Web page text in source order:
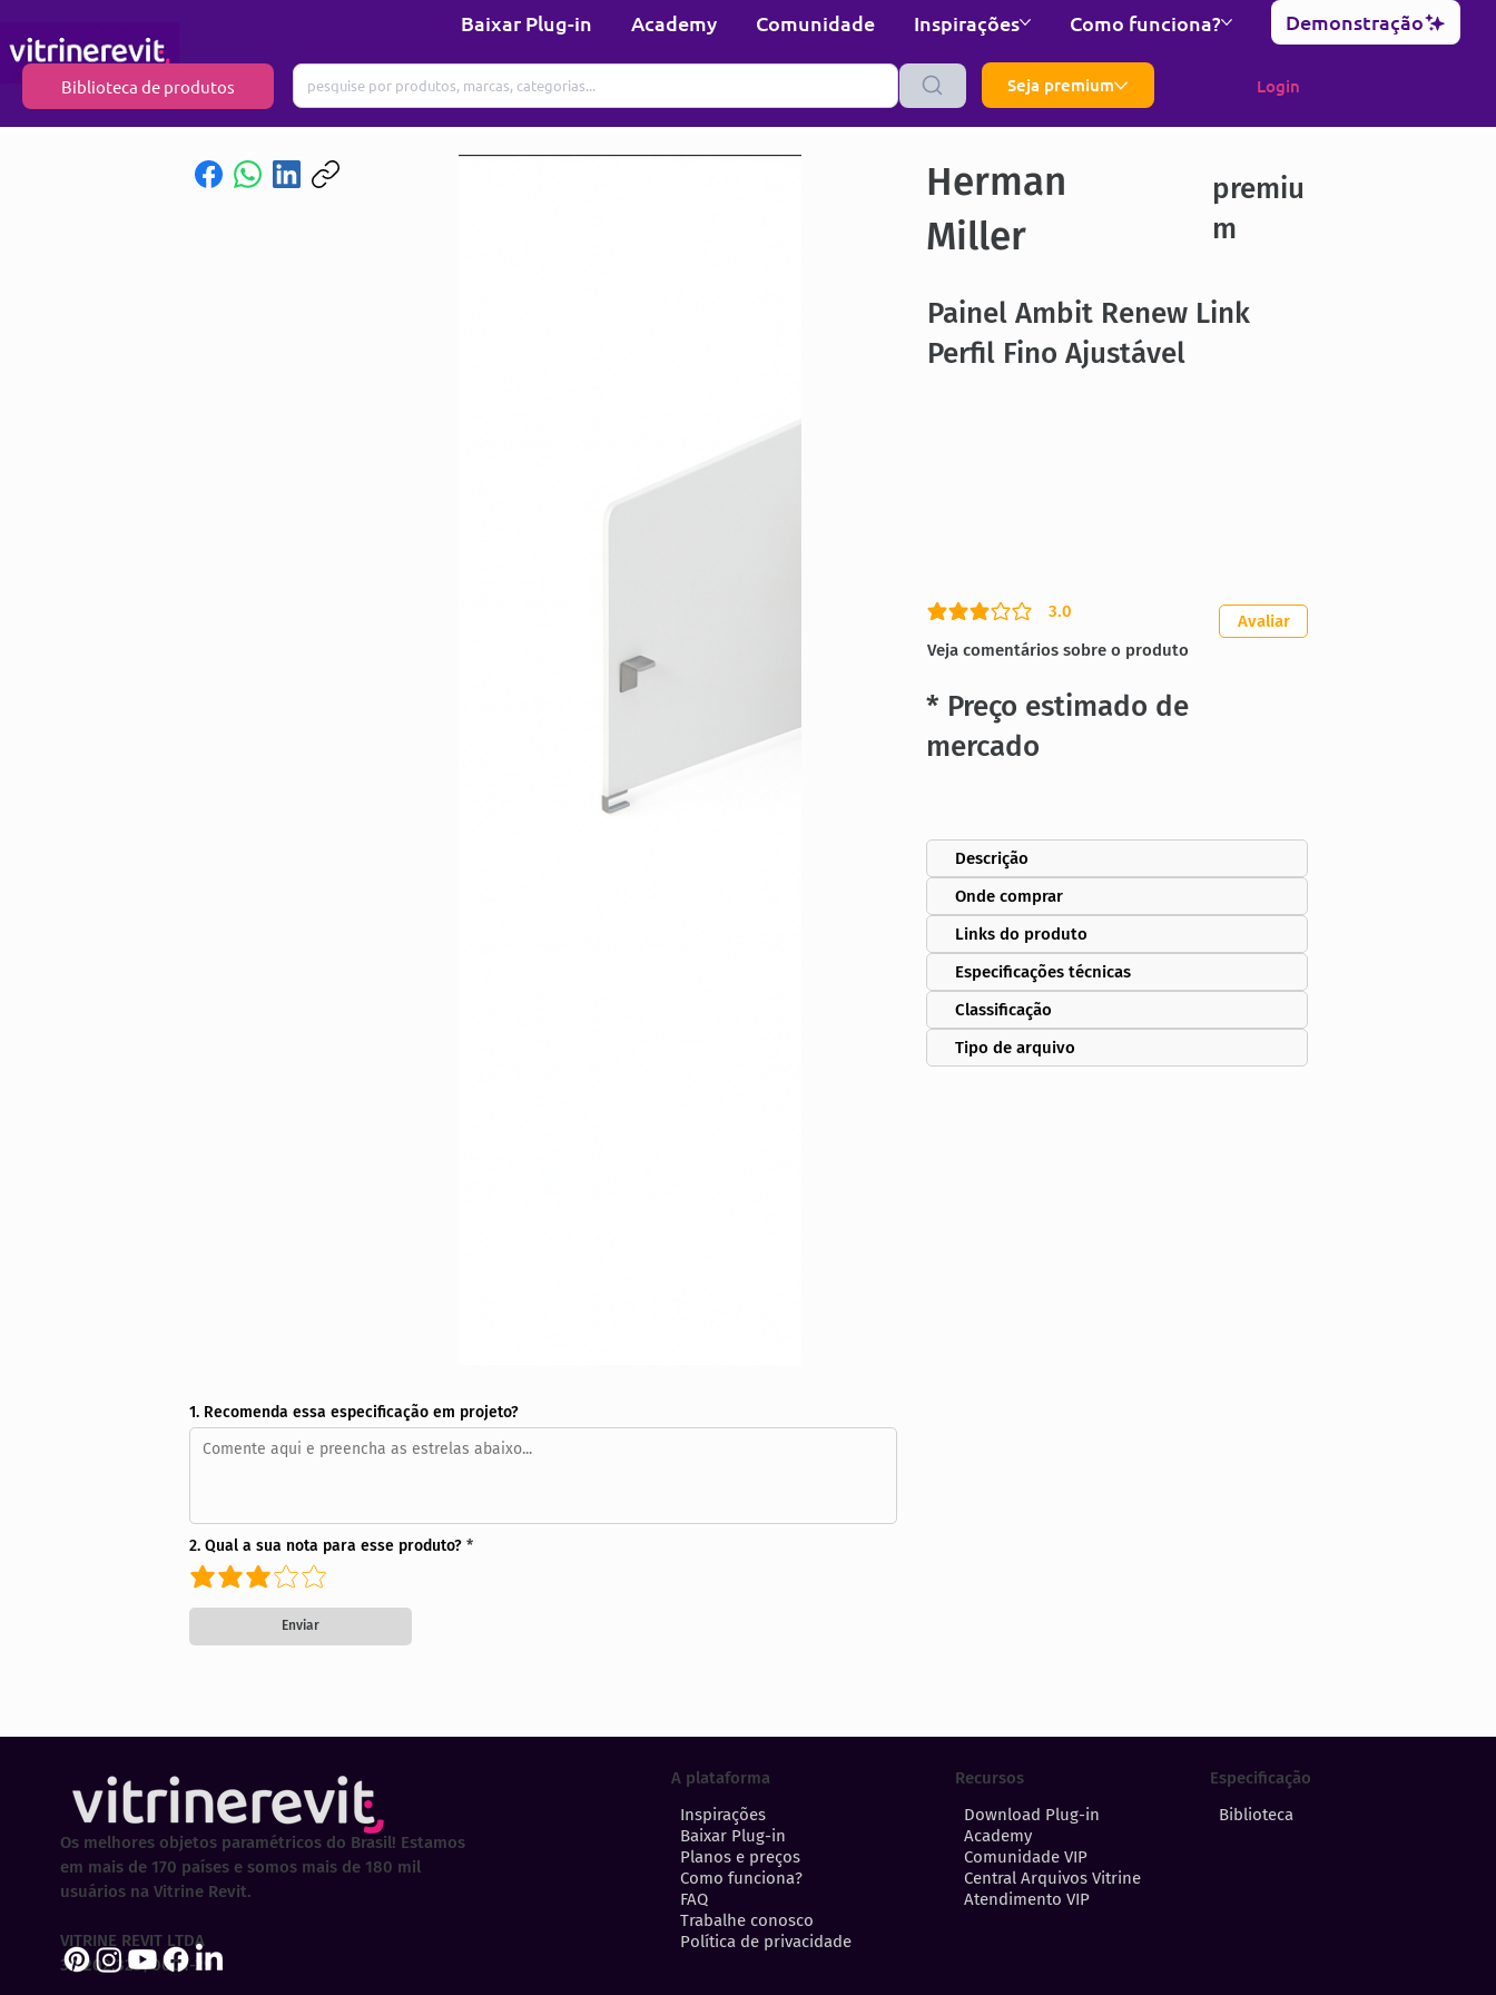
Baixar Plug-in Academy Comunidade Inspirações Como funciona? Demonstração
Biblioteca de produtos Seja premium Login
Herman
Miller
premiu
m
Painel Ambit Renew Link
Perfil Fino Ajustável
3.0
classificação média é 3 de 5
Veja comentários sobre o produto
Avaliar
* Preço estimado de
mercado
Descrição
Onde comprar
Links do produto
Especificações técnicas
Classificação
Tipo de arquivo
1. Recomenda essa especificação em projeto?
2. Qual a sua nota para esse produto?
Enviar
A plataforma
Inspirações
Baixar Plug-in
Planos e preços
Como funciona?
FAQ
Trabalhe conosco
Política de privacidade
Recursos
Download Plug-in
Academy
Comunidade VIP
Central Arquivos Vitrine
Atendimento VIP
Especificação
Biblioteca
Os melhores objetos paramétricos do Brasil! Estamos
em mais de 170 países e somos mais de 180 mil
usuários na Vitrine Revit.
VITRINE REVIT LTDA
30.202.323/0001-29